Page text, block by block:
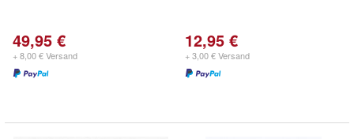
49,95 €
+ 8,00 € Versand
12,95 €
+ 3,00 € Versand